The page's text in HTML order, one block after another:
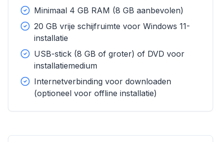
Minimaal 4 GB RAM (8 GB aanbevolen)
20 GB vrije schijfruimte voor Windows 11-
installatie
USB-stick (8 GB of groter) of DVD voor
installatiemedium
Internetverbinding voor downloaden
(optioneel voor offline installatie)
BrowserOptimizer
Tot 3× sneller
Blokkeer advertenties & trackers